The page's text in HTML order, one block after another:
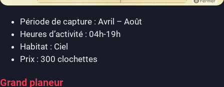
Période de capture : Avril – Août
Heures d’activité : 04h-19h
Habitat : Ciel
Prix : 300 clochettes
Grand planeur